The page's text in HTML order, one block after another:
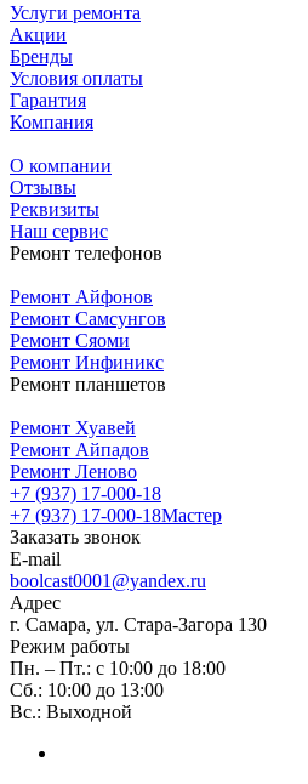
Услуги ремонта
Акции
Бренды
Условия оплаты
Гарантия
Компания
О компании
Отзывы
Реквизиты
Наш сервис
Ремонт телефонов
Ремонт Айфонов
Ремонт Самсунгов
Ремонт Сяоми
Ремонт Инфиникс
Ремонт планшетов
Ремонт Хуавей
Ремонт Айпадов
Ремонт Леново
+7 (937) 17-000-18
+7 (937) 17-000-18Мастер
Заказать звонок
E-mail
boolcast0001@yandex.ru
Адрес
г. Самара, ул. Стара-Загора 130
Режим работы
Пн. – Пт.: с 10:00 до 18:00
Сб.: 10:00 до 13:00
Вс.: Выходной